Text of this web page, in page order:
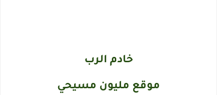
خادم الرب
موقع مليون مسيحي